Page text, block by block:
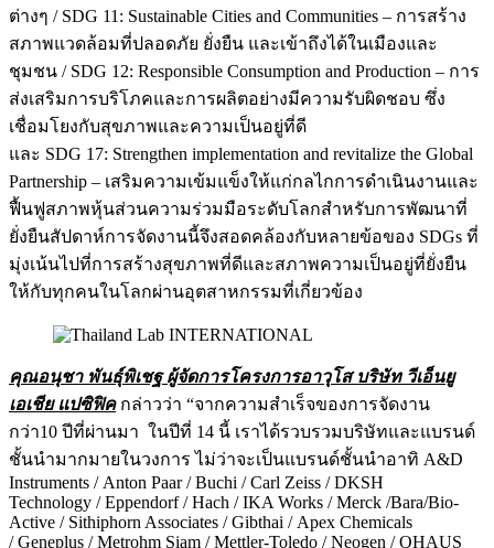
ต่างๆ / SDG 11: Sustainable Cities and Communities – การสร้าง
สภาพแวดล้อมที่ปลอดภัย ยั่งยืน และเข้าถึงได้ในเมืองและ
ชุมชน / SDG 12: Responsible Consumption and Production – การ
ส่งเสริมการบริโภคและการผลิตอย่างมีความรับผิดชอบ ซึ่ง
เชื่อมโยงกับสุขภาพและความเป็นอยู่ที่ดี
และ SDG 17: Strengthen implementation and revitalize the Global
Partnership – เสริมความเข้มแข็งให้แก่กลไกการดำเนินงานและ
ฟื้นฟูสภาพหุ้นส่วนความร่วมมือระดับโลกสำหรับการพัฒนาที่
ยั่งยืนสัปดาห์การจัดงานนี้จึงสอดคล้องกับหลายข้อของ SDGs ที่
มุ่งเน้นไปที่การสร้างสุขภาพที่ดีและสภาพความเป็นอยู่ที่ยั่งยืน
ให้กับทุกคนในโลกผ่านอุตสาหกรรมที่เกี่ยวข้อง
คุณอนุชา พันธุ์พิเชฐ ผู้จัดการโครงการอาวุโส บริษัท วีเอ็นยู
เอเชีย แปซิฟิคกล่าวว่า “จากความสำเร็จของการจัดงาน
กว่า10 ปีที่ผ่านมา ในปีที่ 14 นี้ เราได้รวบรวมบริษัทและแบรนด์
ชั้นนำมากมายในวงการ ไม่ว่าจะเป็นแบรนด์ชั้นนำอาทิ A&D
Instruments / Anton Paar / Buchi / Carl Zeiss / DKSH
Technology / Eppendorf / Hach / IKA Works / Merck /Bara/Bio-
Active / Sithiphorn Associates / Gibthai / Apex Chemicals
/ Geneplus / Metrohm Siam / Mettler-Toledo / Neogen / OHAUS